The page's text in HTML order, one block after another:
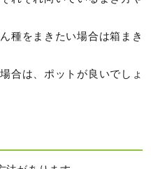
種をまきたい場合は箱まき
合は、ポットが良いでしょ